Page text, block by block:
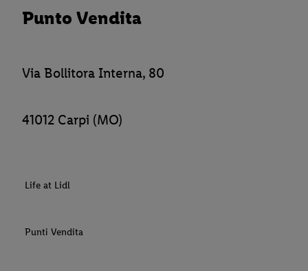
Punto Vendita
Via Bollitora Interna, 80
41012 Carpi (MO)
Life at Lidl
Punti Vendita